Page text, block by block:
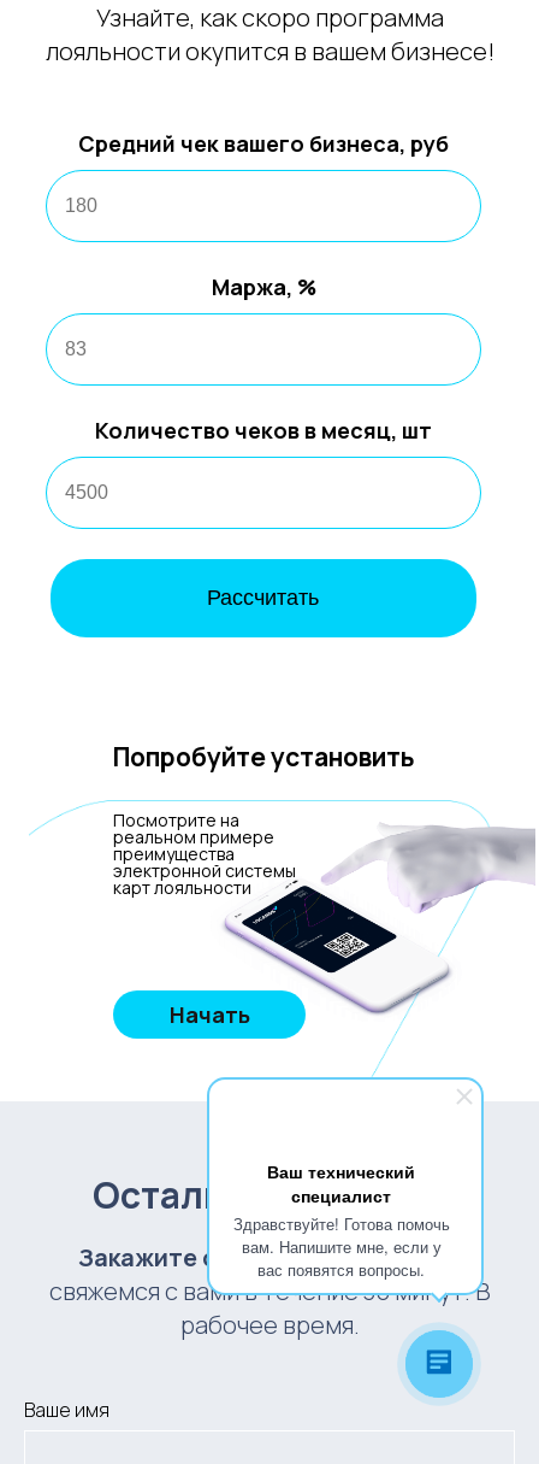
Ваш технический
специалист
Здравствуйте! Готова помочь
вам. Напишите мне, если у
вас появятся вопросы.
Узнайте, как скоро программа
лояльности окупится в вашем бизнесе!
Средний чек вашего бизнеса, руб
Маржа, %
Количество чеков в месяц, шт
Рассчитать
Попробуйте установить
Посмотрите на
реальном примере
преимущества
электронной системы
карт лояльности
Начать
Остались вопросы?
Закажите обратный звоноки мы
свяжемся с вами в течение 30 минут. В
рабочее время.
Ваше имя